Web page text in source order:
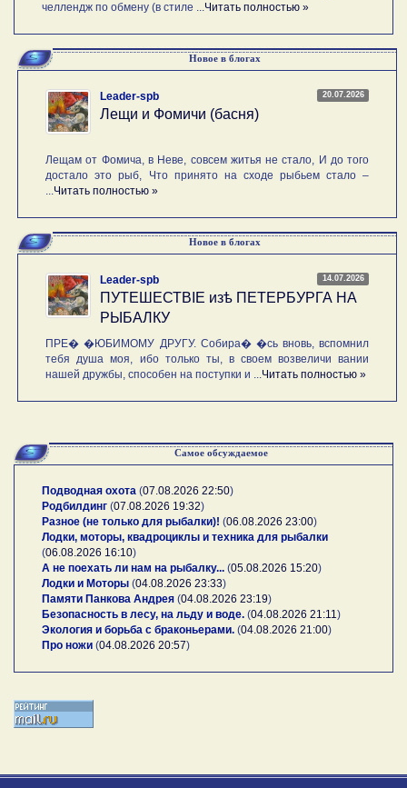
челлендж по обмену (в стиле ...Читать полностью »
Новое в блогах
20.07.2026
Leader-spb
Лещи и Фомичи (басня)
Лещам от Фомича, в Неве, совсем житья не стало, И до того
достало это рыб, Что принято на сходе рыбьем стало –
...Читать полностью »
Новое в блогах
14.07.2026
Leader-spb
ПУТЕШЕСТВIE изѣ ПЕТЕРБУРГА НА
РЫБАЛКУ
ПРЕ� �ЮБИМОМУ ДРУГУ. Собира� �сь вновь, вспомнил
тебя душа моя, ибо только ты, в своем возвеличи вании
нашей дружбы, способен на поступки и ...Читать полностью »
Самое обсуждаемое
Подводная охота (07.08.2026 22:50)
Родбилдинг (07.08.2026 19:32)
Разное (не только для рыбалки)! (06.08.2026 23:00)
Лодки, моторы, квадроциклы и техника для рыбалки
(06.08.2026 16:10)
А не поехать ли нам на рыбалку... (05.08.2026 15:20)
Лодки и Моторы (04.08.2026 23:33)
Памяти Панкова Андрея (04.08.2026 23:19)
Безопасность в лесу, на льду и воде. (04.08.2026 21:11)
Экология и борьба с браконьерами. (04.08.2026 21:00)
Про ножи (04.08.2026 20:57)